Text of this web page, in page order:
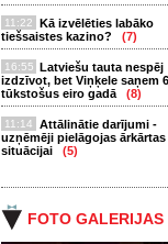
11:22
Kā izvēlēties labāko
tiešsaistes kazino?
(7)
16:55 Latviešu tauta nespēj
izdzīvot, bet Viņķele saņem
tūkstošus eiro gadā
(8)
11:14
Attālinātie darījumi -
uzņēmēji pielāgojas ārkārtas
situācijai
(5)
FOTO GALERIJAS